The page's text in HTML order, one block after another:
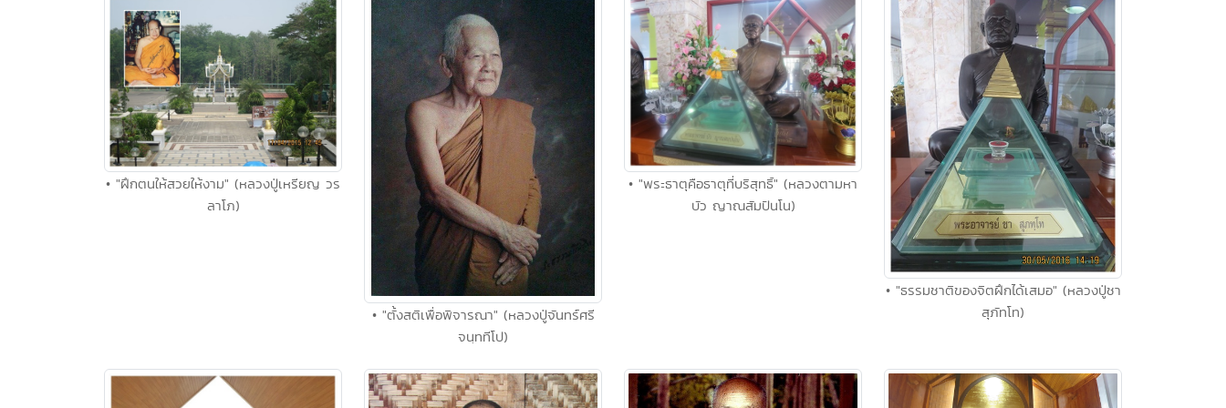
• "ฝึกตนให้สวยให้งาม" (หลวงปู่เหรียญ วร
ลาโภ)
• "ตั้งสติเพื่อพิจารณา" (หลวงปู่จันทร์ศรี
จนฺททีโป)
• "พระธาตุคือธาตุที่บริสุทธิ์" (หลวงตามหา
บัว ญาณสัมปันโน)
• "ธรรมชาติของจิตฝึกได้เสมอ" (หลวงปู่ชา
สุภัทโท)